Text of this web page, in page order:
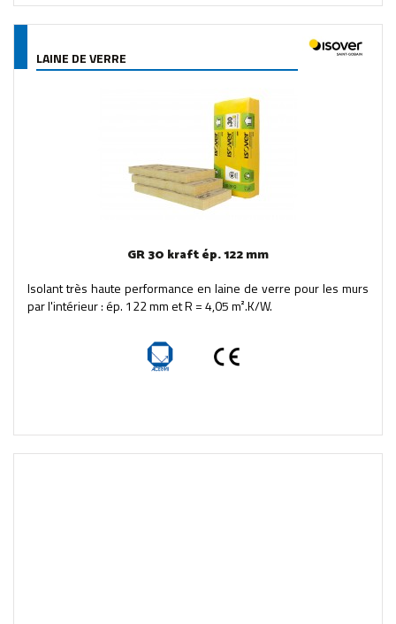
LAINE DE VERRE
GR 30 kraft ép. 122 mm
Isolant très haute performance en laine de verre pour les murs
par l'intérieur : ép. 122 mm et R = 4,05 m².K/W.